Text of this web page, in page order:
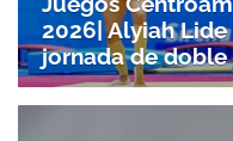
2026| Alyiah Lide
jornada de doble